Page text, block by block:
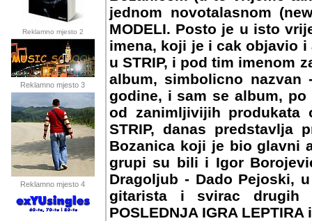
Reklamno mjesto 2
Reklamno mjesto 3
Reklamno mjesto 4
jednom novotalasnom
MODELI. Posto je u isto
imena, koji je i cak objavio
u STRIP, i pod tim imenom
album, simbolicno
godine, i sam se album,
od zanimljivijih produkata
STRIP, danas predstavlja
Bozanica koji je bio glavni
grupi su bili i Igor
Dragoljub - Dado Pejoski,
gitarista i svirac drugih
POSLEDNJA IGRA